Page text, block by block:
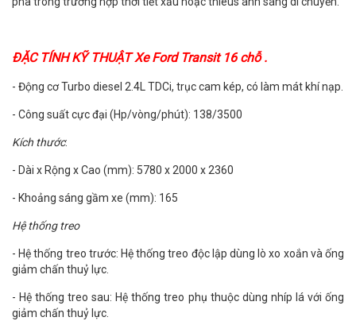
ĐẶC TÍNH KỸ THUẬT Xe Ford Transit 16 chỗ .
- Động cơ Turbo diesel 2.4L TDCi, trục cam kép, có làm mát khí nạp.
- Công suất cực đại (Hp/vòng/phút): 138/3500
Kích thước:
- Dài x Rộng x Cao (mm): 5780 x 2000 x 2360
- Khoảng sáng gầm xe (mm): 165
Hệ thống treo
- Hệ thống treo trước: Hệ thống treo độc lập dùng lò xo xoắn và ống
giảm chấn thuỷ lực.
- Hệ thống treo sau: Hệ thống treo phụ thuộc dùng nhíp lá với ống
giảm chấn thuỷ lực.